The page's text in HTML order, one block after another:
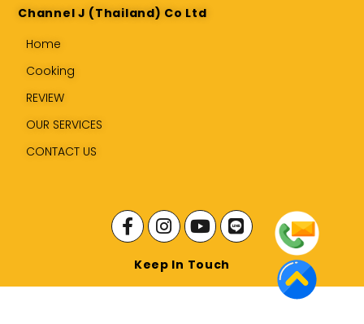
Channel J (Thailand) Co Ltd
Home
Cooking
REVIEW
OUR SERVICES
CONTACT US
Keep In Touch